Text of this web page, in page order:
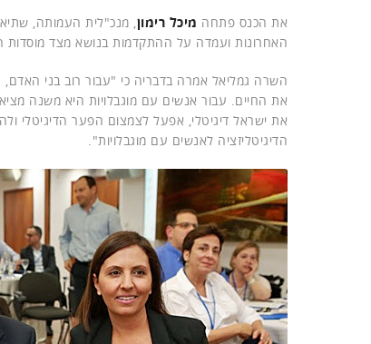
את הכנס פתחה מיכל רימון, מנכ"לית העמותה,
האחרונות ועמדה על ההתקדמות בנושא מצד מוסדות
השרה גמליאל אמרה בדבריה כי "עבור רוב בני
את החיים. עבור אנשים עם מוגבלויות היא משנה
את ישראל דיגיטלי, אפעל לצמצום הפער הדיגיטלי
הדיגיטליזציה לאנשים עם מוגבלויות".